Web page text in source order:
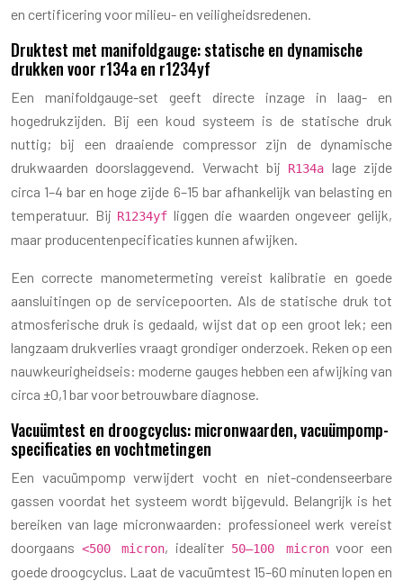
en certificering voor milieu- en veiligheidsredenen.
Druktest met manifoldgauge: statische en dynamische
drukken voor r134a en r1234yf
Een manifoldgauge-set geeft directe inzage in laag- en
hogedrukzijden. Bij een koud systeem is de statische druk
nuttig; bij een draaiende compressor zijn de dynamische
drukwaarden doorslaggevend. Verwacht bij
R134a lage zijde
circa 1–4 bar en hoge zijde 6–15 bar afhankelijk van belasting en
temperatuur. Bij R1234yf liggen die waarden ongeveer gelijk,
maar producentenpecificaties kunnen afwijken.
Een correcte manometermeting vereist kalibratie en goede
aansluitingen op de servicepoorten. Als de statische druk tot
atmosferische druk is gedaald, wijst dat op een groot lek; een
langzaam drukverlies vraagt grondiger onderzoek. Reken op een
nauwkeurigheidseis: moderne gauges hebben een afwijking van
circa ±0,1 bar voor betrouwbare diagnose.
Vacuümtest en droogcyclus: micronwaarden, vacuümpomp-
specificaties en vochtmetingen
Een vacuümpomp verwijdert vocht en niet-condenseerbare
gassen voordat het systeem wordt bijgevuld. Belangrijk is het
bereiken van lage micronwaarden: professioneel werk vereist
doorgaans <500 micron, idealiter 50–100 micronvoor een
goede droogcyclus. Laat de vacuümtest 15–60 minuten lopen en